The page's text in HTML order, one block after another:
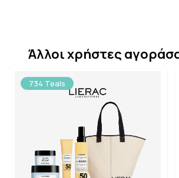
Άλλοι χρήστες
734 Teals